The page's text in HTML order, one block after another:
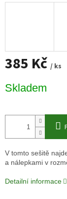
385 Kč / ks
cena:
Skladem
V tomto sešitě
a nálepkami v
Detailní informace